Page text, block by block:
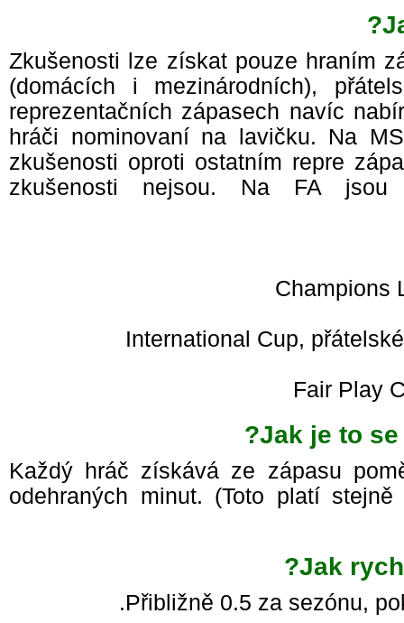
Zkušenosti lze získat pouze hraním
(domácích i mezinárodních),
reprezentačních zápasech navíc
hráči nominovaní na lavičku. Na
zkušenosti oproti ostatním repre
zkušenosti nejsou. Na FA
Jak je to
Každý hráč získává ze zápasu
odehraných minut. (Toto platí
Jak
Přibližně 0.5 za sezónu,